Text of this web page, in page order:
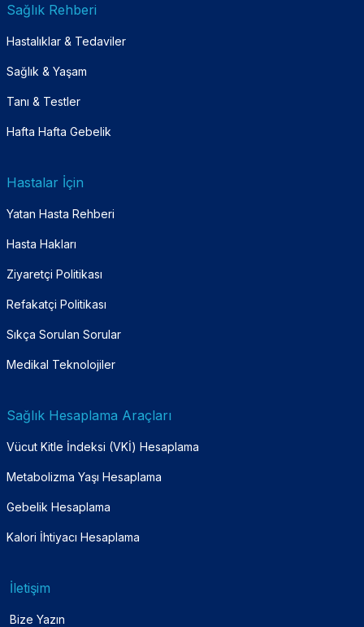
Sağlık Rehberi
Hastalıklar & Tedaviler
Sağlık & Yaşam
Tanı & Testler
Hafta Hafta Gebelik
Hastalar İçin
Yatan Hasta Rehberi
Hasta Hakları
Ziyaretçi Politikası
Refakatçi Politikası
Sıkça Sorulan Sorular
Medikal Teknolojiler
Sağlık Hesaplama Araçları
Vücut Kitle İndeksi (VKİ) Hesaplama
Metabolizma Yaşı Hesaplama
Gebelik Hesaplama
Kalori İhtiyacı Hesaplama
İletişim
Bize Yazın